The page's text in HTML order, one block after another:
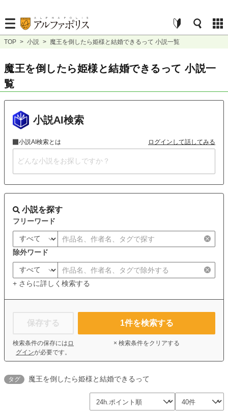
TOP > 小説 > 魔王を倒したら姫様と結婚できるって 小説一覧
魔王を倒したら姫様と結婚できるって 小説一
覧
小説AI検索
小説AI検索とは ログインして話してみる
小説を探す
フリーワード
除外ワード
+ さらに詳しく検索する
保存する
検索条件の保存には ロ
グインが必要です。
1件を検索する
× 検索条件をクリアする
タグ 魔王を倒したら姫様と結婚できるって